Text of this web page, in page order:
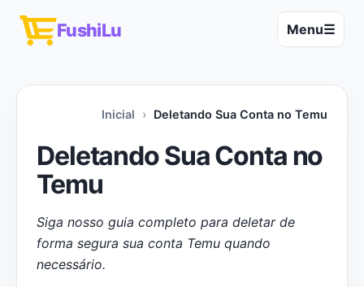
FushiLu Menu☰
Inicial Deletando Sua Conta no Temu
Deletando Sua Conta no
Temu
Siga nosso guia completo para deletar de
forma segura sua conta Temu quando
necessário.